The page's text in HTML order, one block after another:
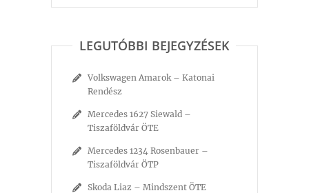
LEGUTÓBBI BEJEGYZÉSEK
Volkswagen Amarok – Katonai
Rendész
Mercedes 1627 Siewald –
Tiszaföldvár ÖTE
Mercedes 1234 Rosenbauer –
Tiszaföldvár ÖTP
Skoda Liaz – Mindszent ÖTE